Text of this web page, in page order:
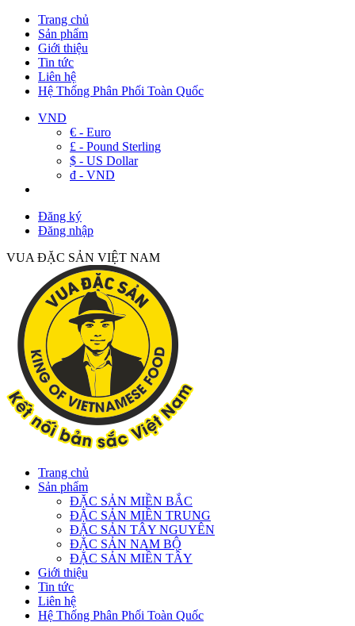
Trang chủ
Sản phẩm
Giới thiệu
Tin tức
Liên hệ
Hệ Thống Phân Phối Toàn Quốc
VND
€ - Euro
£ - Pound Sterling
$ - US Dollar
đ - VND
Đăng ký
Đăng nhập
VUA ĐẶC SẢN VIỆT NAM
Trang chủ
Sản phẩm
ĐẶC SẢN MIỀN BẮC
ĐẶC SẢN MIỀN TRUNG
ĐẶC SẢN TÂY NGUYÊN
ĐẶC SẢN NAM BỘ
ĐẶC SẢN MIỀN TÂY
Giới thiệu
Tin tức
Liên hệ
Hệ Thống Phân Phối Toàn Quốc